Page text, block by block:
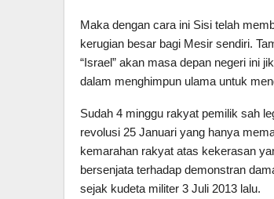
Maka dengan cara ini Sisi telah
kerugian besar bagi Mesir sendiri.
“Israel” akan masa depan negeri ini
dalam menghimpun ulama untuk
Sudah 4 minggu rakyat pemilik sah
revolusi 25 Januari yang hanya
kemarahan rakyat atas kekerasan
bersenjata terhadap demonstran
sejak kudeta militer 3 Juli 2013 lalu.